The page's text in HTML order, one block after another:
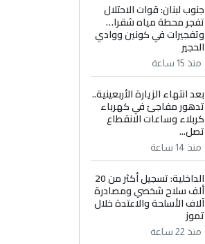
جنوب لبنان: قوات الاحتلال
تفجر محطة مياه شقرا…
وتفجيرات في كونين ووادي
الحجير
منذ 15 ساعة
بعد انتهاء الزيارة الأربعينية..
تدهور مفاجئ في كهرباء
كربلاء وساعات الانقطاع
تصل...
منذ 14 ساعة
الداخلية: تسجيل أكثر من 20
ألف سلاح شخصي ومصادرة
آلاف الأسلحة والاعتدة خلال
تموز
منذ 22 ساعة